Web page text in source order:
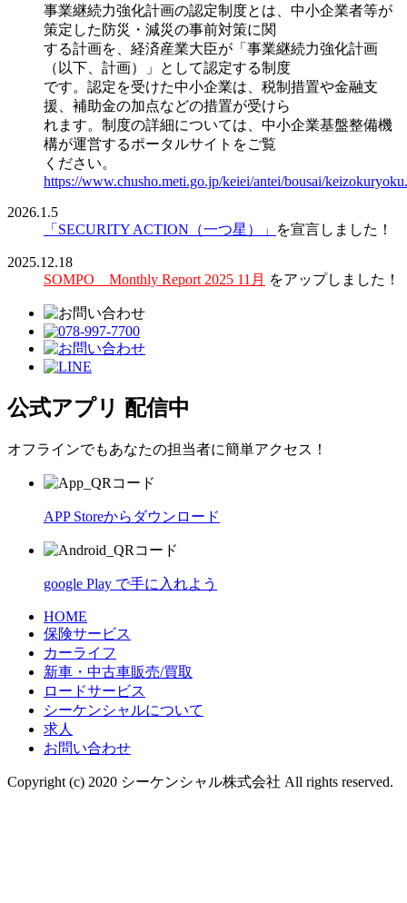
事業継続力強化計画の認定制度とは、中小企業者等が
策定した防災・減災の事前対策に関
する計画を、経済産業大臣が「事業継続力強化計画
（以下、計画）」として認定する制度
です。認定を受けた中小企業は、税制措置や金融支
援、補助金の加点などの措置が受けら
れます。制度の詳細については、中小企業基盤整備機
構が運営するポータルサイトをご覧
ください。
https://www.chusho.meti.go.jp/keiei/antei/bousai/
2026.1.5
「SECURITY ACTION（一つ星）」
を宣言しました！
2025.12.18
SOMPO Monthly Report 2025 11月 をアップしました！
公式アプリ 配信中
オフラインでもあなたの担当者に簡単アクセス！
APP Storeからダウンロード
google Play で手に入れよう
HOME
保険サービス
カーライフ
新車・中古車販売/買取
ロードサービス
シーケンシャルについて
求人
お問い合わせ
Copyright (c) 2020 シーケンシャル株式会社 All rights reserved.